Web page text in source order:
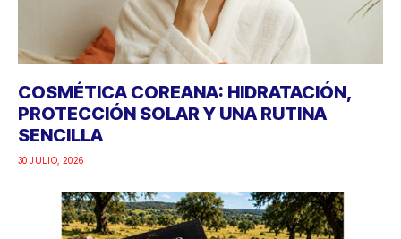
COSMÉTICA COREANA: HIDRATACIÓN,
PROTECCIÓN SOLAR Y UNA RUTINA
SENCILLA
30 JULIO, 2026